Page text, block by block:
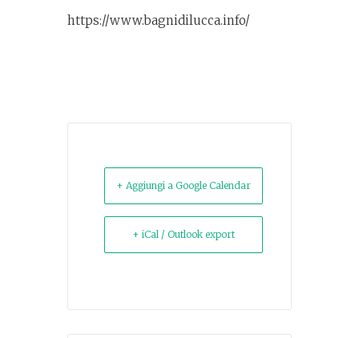
https://www.bagnidilucca.info/
+ Aggiungi a Google Calendar
+ iCal / Outlook export